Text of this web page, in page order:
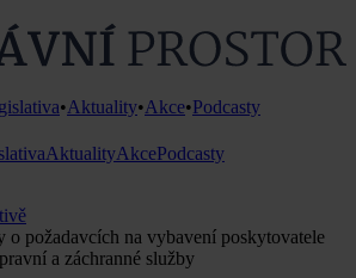
•Aktuality•Akce•Podcasty
AktualityAkcePodcasty
o požadavcích na vybavení poskytovatele
a záchranné služby